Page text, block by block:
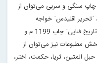
چاپ سنگی و سربی می‌توان از
فی‌الطبˈ ابن‌سینا چاپ روم 1593م، ˈتحریر اقلیدسˈ خواجه
نصیر‌الدین طوسی چاپ قسطنطنیه 996 ق، ˈتاریخ فناییˈ چاپ 1199 م و
م نام برد. در بخش مطبوعات نیز می‌توان از
المتین، ثریا، حکمت، اختر،